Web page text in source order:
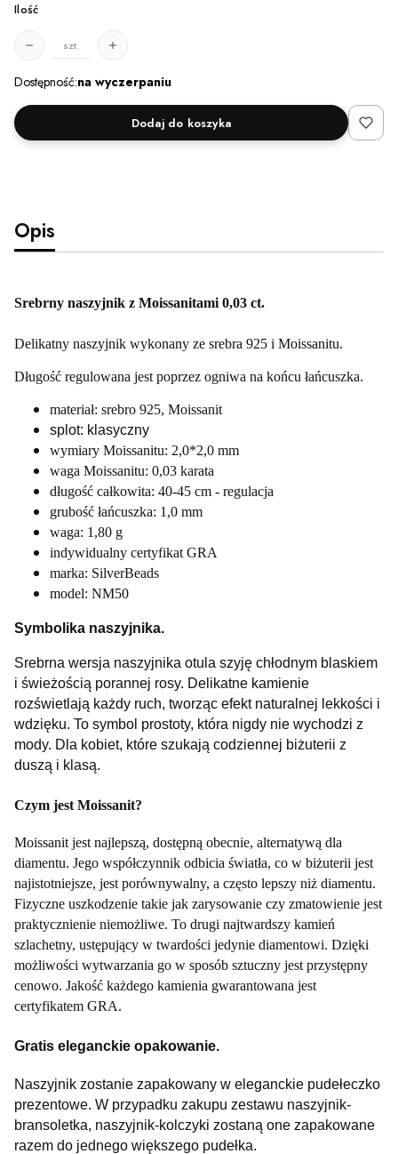
Ilość
szt.
Dostępność:na wyczerpaniu
Dodaj do koszyka
Opis
Srebrny naszyjnik z Moissanitami 0,03 ct.
Delikatny naszyjnik wykonany ze srebra 925 i Moissanitu.
Długość regulowana jest poprzez ogniwa na końcu łańcuszka.
materiał: srebro 925, Moissanit
splot: klasyczny
wymiary Moissanitu: 2,0*2,0 mm
waga Moissanitu: 0,03 karata
długość całkowita: 40-45 cm - regulacja
grubość łańcuszka: 1,0 mm
waga: 1,80 g
indywidualny certyfikat GRA
marka: SilverBeads
model: NM50
Symbolika naszyjnika.
Srebrna wersja naszyjnika otula szyję chłodnym blaskiem
i świeżością porannej rosy. Delikatne kamienie
rozświetlają każdy ruch, tworząc efekt naturalnej lekkości i
wdzięku. To symbol prostoty, która nigdy nie wychodzi z
mody. Dla kobiet, które szukają codziennej biżuterii z
duszą i klasą.
Czym jest Moissanit?
Moissanit jest najlepszą, dostępną obecnie, alternatywą dla
diamentu. Jego współczynnik odbicia światła, co w biżuterii jest
najistotniejsze, jest porównywalny, a często lepszy niż diamentu.
Fizyczne uszkodzenie takie jak zarysowanie czy zmatowienie jest
praktycznienie niemożliwe. To drugi najtwardszy kamień
szlachetny, ustępujący w twardości jedynie diamentowi. Dzięki
możliwości wytwarzania go w sposób sztuczny jest przystępny
cenowo. Jakość każdego kamienia gwarantowana jest
certyfikatem GRA.
Gratis eleganckie opakowanie.
Naszyjnik zostanie zapakowany w eleganckie pudełeczko
prezentowe. W przypadku zakupu zestawu naszyjnik-
bransoletka, naszyjnik-kolczyki zostaną one zapakowane
razem do jednego większego pudełka.